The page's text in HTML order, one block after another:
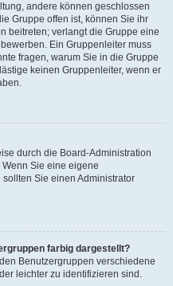
andere können geschlossen
Gruppe offen ist, können Sie ihr
beitreten; verlangt die Gruppe eine
Ein Gruppenleiter muss
fragen, warum Sie in die Gruppe
keinen Gruppenleiter, wenn er
durch die Board-Administration
Sie eine eigene
Sie einen Administrator
farbig dargestellt?
Benutzergruppen verschiedene
leichter zu identifizieren sind.